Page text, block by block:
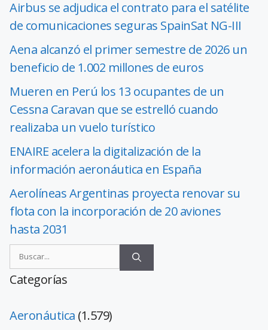
Airbus se adjudica el contrato para el satélite
de comunicaciones seguras SpainSat NG-III
Aena alcanzó el primer semestre de 2026 un
beneficio de 1.002 millones de euros
Mueren en Perú los 13 ocupantes de un
Cessna Caravan que se estrelló cuando
realizaba un vuelo turístico
ENAIRE acelera la digitalización de la
información aeronáutica en España
Aerolíneas Argentinas proyecta renovar su
flota con la incorporación de 20 aviones
hasta 2031
Categorías
Aeronáutica (1.579)